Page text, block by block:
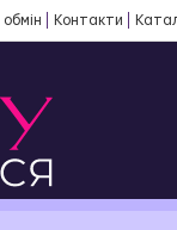
Контакти